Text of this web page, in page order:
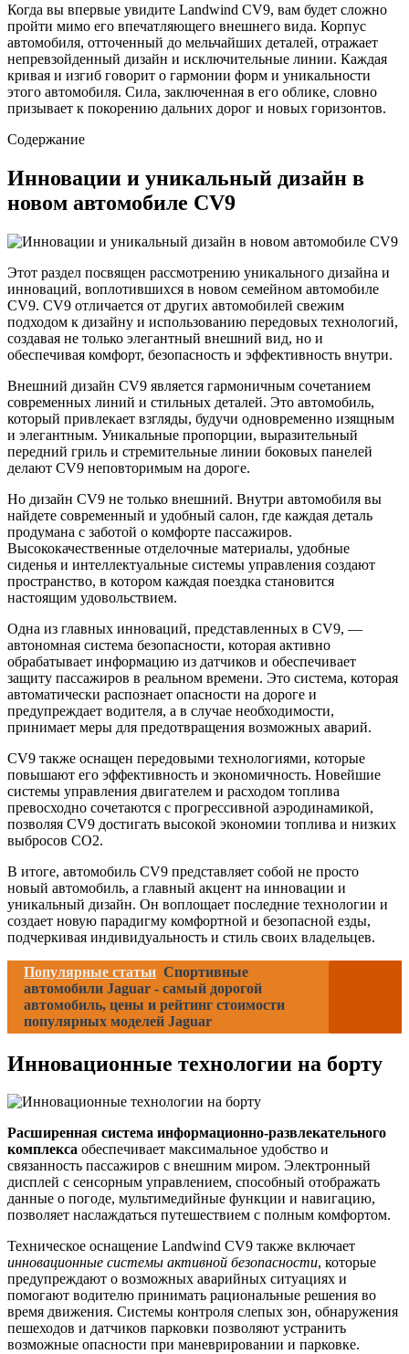
Когда вы впервые увидите Landwind CV9, вам будет сложно
пройти мимо его впечатляющего внешнего вида. Корпус
автомобиля, отточенный до мельчайших деталей, отражает
непревзойденный дизайн и исключительные линии. Каждая
кривая и изгиб говорит о гармонии форм и уникальности
этого автомобиля. Сила, заключенная в его облике, словно
призывает к покорению дальних дорог и новых горизонтов.
Содержание
Инновации и уникальный дизайн в
новом автомобиле CV9
Этот раздел посвящен рассмотрению уникального дизайна и
инноваций, воплотившихся в новом семейном автомобиле
CV9. CV9 отличается от других автомобилей свежим
подходом к дизайну и использованию передовых технологий,
создавая не только элегантный внешний вид, но и
обеспечивая комфорт, безопасность и эффективность внутри.
Внешний дизайн CV9 является гармоничным сочетанием
современных линий и стильных деталей. Это автомобиль,
который привлекает взгляды, будучи одновременно изящным
и элегантным. Уникальные пропорции, выразительный
передний гриль и стремительные линии боковых панелей
делают CV9 неповторимым на дороге.
Но дизайн CV9 не только внешний. Внутри автомобиля вы
найдете современный и удобный салон, где каждая деталь
продумана с заботой о комфорте пассажиров.
Высококачественные отделочные материалы, удобные
сиденья и интеллектуальные системы управления создают
пространство, в котором каждая поездка становится
настоящим удовольствием.
Одна из главных инноваций, представленных в CV9, —
автономная система безопасности, которая активно
обрабатывает информацию из датчиков и обеспечивает
защиту пассажиров в реальном времени. Это система, которая
автоматически распознает опасности на дороге и
предупреждает водителя, а в случае необходимости,
принимает меры для предотвращения возможных аварий.
CV9 также оснащен передовыми технологиями, которые
повышают его эффективность и экономичность. Новейшие
системы управления двигателем и расходом топлива
превосходно сочетаются с прогрессивной аэродинамикой,
позволяя CV9 достигать высокой экономии топлива и низких
выбросов CO2.
В итоге, автомобиль CV9 представляет собой не просто
новый автомобиль, а главный акцент на инновации и
уникальный дизайн. Он воплощает последние технологии и
создает новую парадигму комфортной и безопасной езды,
подчеркивая индивидуальность и стиль своих владельцев.
Популярные статьи Спортивные
автомобили Jaguar - самый дорогой
автомобиль, цены и рейтинг стоимости
популярных моделей Jaguar
Инновационные технологии на борту
Расширенная система информационно-развлекательного
комплекса обеспечивает максимальное удобство и
связанность пассажиров с внешним миром. Электронный
дисплей с сенсорным управлением, способный отображать
данные о погоде, мультимедийные функции и навигацию,
позволяет наслаждаться путешествием с полным комфортом.
Техническое оснащение Landwind CV9 также включает
инновационные системы активной безопасности, которые
предупреждают о возможных аварийных ситуациях и
помогают водителю принимать рациональные решения во
время движения. Системы контроля слепых зон, обнаружения
пешеходов и датчиков парковки позволяют устранить
возможные опасности при маневрировании и парковке.